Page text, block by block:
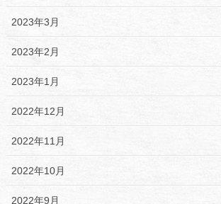
2023年3月
2023年2月
2023年1月
2022年12月
2022年11月
2022年10月
2022年9月